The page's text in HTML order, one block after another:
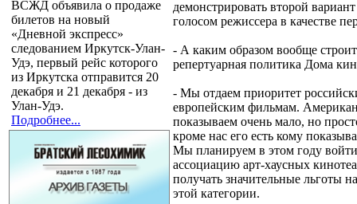
ВСЖД объявила о продаже
билетов на новый
«Дневной экспресс»
следованием Иркутск-Улан-
Удэ, первый рейс которого
из Иркутска отправится 20
декабря и 21 декабря - из
Улан-Удэ.
Подробнее...
демонстрировать второй
голосом режиссера в качестве
- А каким образом вообще
репертуарная политика Дома
- Мы отдаем приоритет
европейским фильмам.
показываем очень мало, но
кроме нас его есть кому
Мы планируем в этом году
ассоциацию арт-хаусных
получать значительные льготы
этой категории.